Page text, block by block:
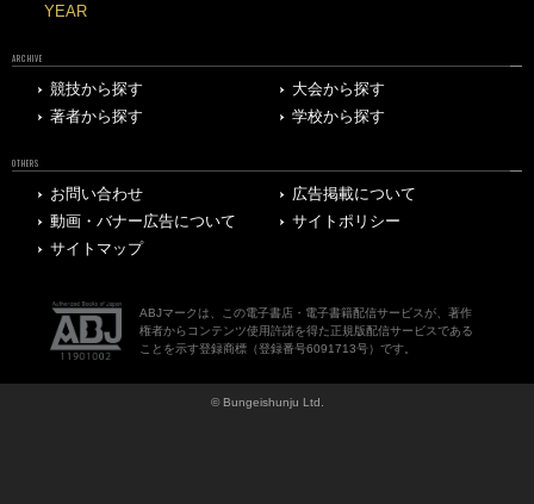
YEAR
ARCHIVE
競技から探す
大会から探す
著者から探す
学校から探す
OTHERS
お問い合わせ
広告掲載について
動画・バナー広告について
サイトポリシー
サイトマップ
ABJマークは、この電子書店・電子書籍配信サービスが、著作
権者からコンテンツ使用許諾を得た正規版配信サービスである
ことを示す登録商標（登録番号6091713号）です。
© Bungeishunju Ltd.